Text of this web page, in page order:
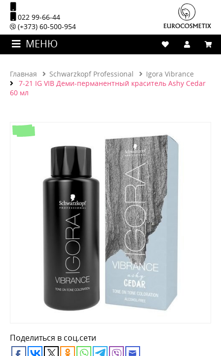
022 99-66-44
(+373) 60-500-954
МЕНЮ
Главная Schwarzkopf Professional
Igora Vibrance
7-21 IG VIB Деми-перманентный краситель Ashy Cedar
60 мл
Поделиться в соц.сети